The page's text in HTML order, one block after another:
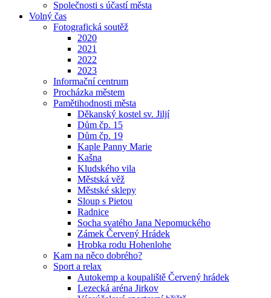
Společnosti s účastí města
Volný čas
Fotografická soutěž
2020
2021
2022
2023
Informační centrum
Procházka městem
Pamětihodnosti města
Děkanský kostel sv. Jiljí
Dům čp. 15
Dům čp. 19
Kaple Panny Marie
Kašna
Kludského vila
Městská věž
Městské sklepy
Sloup s Pietou
Radnice
Socha svatého Jana Nepomuckého
Zámek Červený Hrádek
Hrobka rodu Hohenlohe
Kam na něco dobrého?
Sport a relax
Autokemp a koupaliště Červený hrádek
Lezecká aréna Jirkov